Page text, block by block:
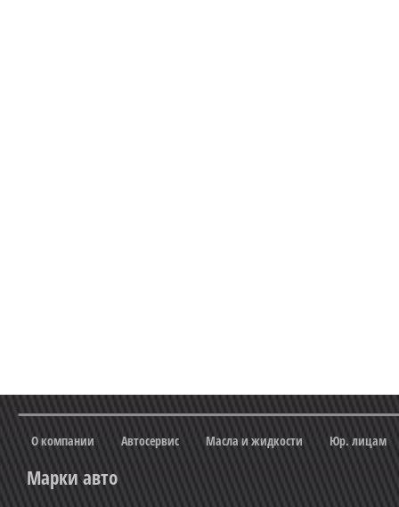
О компании Автосервис Масла и жидкости Юр. лицам
Марки авто